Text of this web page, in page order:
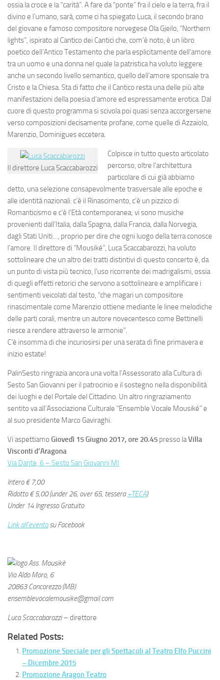
ossia la croce e la “carità”. A fare da “ponte” fra il cielo e la terra, fra il
divino e l’umano, sarà, come ci ha spiegato Luca, il secondo brano
del giovane e famoso compositore norvegese Ola Gjeilo, “Northern
lights”, ispirato al Cantico dei Cantici che, com’è noto, è un libro
poetico dell’Antico Testamento che parla esplicitamente dell’amore
tra un uomo e una donna nel quale la patristica ha voluto leggere
anche un secondo livello semantico, quello dell’amore sponsale tra
Cristo e la Chiesa. Sta di fatto che il Cantico resta una delle più alte
manifestazioni della poesia d’amore ed espressamente erotica. Dal
cuore di questo programma si scivola poi quasi senza accorgersene
verso composizioni decisamente profane, come quelle di Azzaiolo,
Marenzio, Dominigues eccetera.
Il direttore Luca Scaccabarozzi
Colpisce in tutto questo articolato
percorso, oltre l’architettura
particolare di cui già abbiamo
detto, una selezione consapevolmente trasversale alle epoche e
alle identità nazionali: c’è il Rinascimento, c’è un pizzico di
Romanticismo e c’è l’Età contemporanea; vi sono musiche
provenienti dall’Italia, dalla Spagna, dalla Francia, dalla Norvegia,
dagli Stati Uniti…, proprio per dire che ogni luogo della terra conosce
l’amore. Il direttore di “Mousiké”, Luca Scaccabarozzi, ha voluto
sottolineare che un altro dei tratti distintivi di questo concerto è, da
un punto di vista più tecnico, l’uso ricorrente dei madrigalismi, ossia
di quegli effetti retorici che servono a sottolineare e amplificare i
sentimenti veicolati dal testo, “che magari un compositore
rinascimentale come Marenzio ottiene mediante le linee melodiche
delle parti corali, mentre un autore novecentesco come Bettinelli
riesce a rendere attraverso le armonie”.
C’è insomma di che incuriosirsi per una serata di fine primavera e
inizio estate!
PalinSesto ringrazia ancora una volta l’Assessorato alla Cultura di
Sesto San Giovanni per il patrocinio e il sostegno nella disponibilità
dei luoghi e del Portale del Cittadino. Un altro ringraziamento
sentito va all’Associazione Culturale “Ensemble Vocale Mousiké” e
al suo presidente Marco Gaviraghi.
Vi aspettiamo Giovedì 15 Giugno 2017, ore 20.45 presso laVilla
Visconti d’Aragona
Via Dante, 6 – Sesto San Giovanni MI
Intero € 7,00
Ridotto € 5,00 (under 26, over 65, tessera+TECA)
Under 14 Ingresso Gratuito
Link all’eventosu Facebook
Via Aldo Moro, 6
20863 Concorezzo (MB)
ensemblevocalemousike@gmail.com
Luca Scaccabarozzi– direttore
Related Posts:
Promozione Speciale per gli Spettacoli al Teatro Elfo Puccini
– Dicembre 2015
Promozione Aragon Teatro